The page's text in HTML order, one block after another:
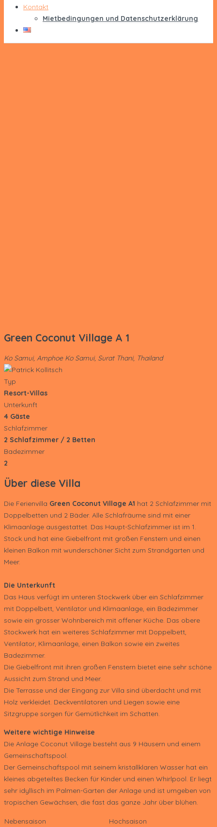
Kontakt
Mietbedingungen und Datenschutzerklärung
Green Coconut Village A 1
Ko Samui, Amphoe Ko Samui, Surat Thani, Thailand
Typ
Resort-Villas
Unterkunft
4 Gäste
Schlafzimmer
2 Schlafzimmer / 2 Betten
Badezimmer
2
Über diese Villa
Die Ferienvilla Green Coconut Village A1 hat 2 Schlafzimmer mit
Doppelbetten und 2 Bäder. Alle Schlafräume sind mit einer
Klimaanlage ausgestattet. Das Haupt-Schlafzimmer ist im 1.
Stock und hat eine Giebelfront mit großen Fenstern und einen
kleinen Balkon mit wunderschöner Sicht zum Strandgarten und
Meer.
Die Unterkunft
Das Haus verfügt im unteren Stockwerk über ein Schlafzimmer
mit Doppelbett, Ventilator und Klimaanlage, ein Badezimmer
sowie ein grosser Wohnbereich mit offener Küche. Das obere
Stockwerk hat ein weiteres Schlafzimmer mit Doppelbett,
Ventilator, Klimaanlage, einen Balkon sowie ein zweites
Badezimmer.
Die Giebelfront mit ihren großen Fenstern bietet eine sehr schöne
Aussicht zum Strand und Meer.
Die Terrasse und der Eingang zur Villa sind überdacht und mit
Holz verkleidet. Deckventilatoren und Liegen sowie eine
Sitzgruppe sorgen für Gemütlichkeit im Schatten.
Weitere wichtige Hinweise
Die Anlage Coconut Village besteht aus 9 Häusern und einem
Gemeinschaftspool.
Der Gemeinschaftspool mit seinem kristallklaren Wasser hat ein
kleines abgeteiltes Becken für Kinder und einen Whirlpool. Er liegt
sehr idyllisch im Palmen-Garten der Anlage und ist umgeben von
tropischen Gewächsen, die fast das ganze Jahr über blühen.
Nebensaison Hochsaison